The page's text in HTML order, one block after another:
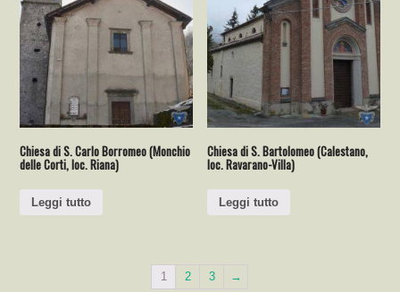
Chiesa di S. Carlo Borromeo (Monchio
delle Corti, loc. Riana)
Leggi tutto
Chiesa di S. Bartolomeo (Calestano,
loc. Ravarano-Villa)
Leggi tutto
1 2 3 →